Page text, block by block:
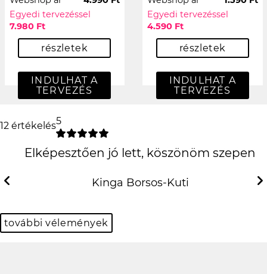
Egyedi tervezéssel
7.980 Ft
részletek
INDULHAT A
TERVEZÉS
Egyedi tervezéssel
4.590 Ft
részletek
INDULHAT A
TERVEZÉS
12 értékelés5
Elképesztően jó lett, köszönöm
szepen
Kinga Borsos-Kuti
Previous